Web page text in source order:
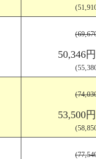
50,346
53,500